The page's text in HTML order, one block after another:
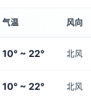
气温 风向
10° ~ 22° 北风
10° ~ 22° 北风